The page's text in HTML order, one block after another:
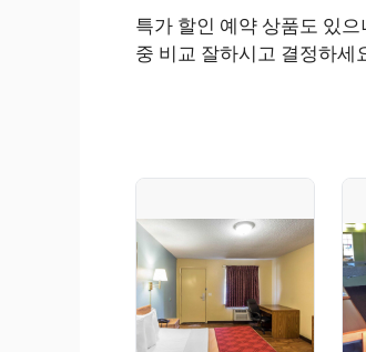
특가 할인 예약 상품도 있
중 비교 잘하시고 결정하세